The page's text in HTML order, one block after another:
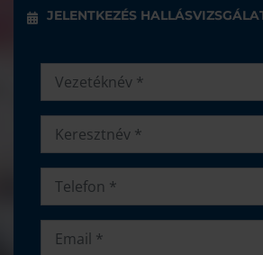
JELENTKEZÉS